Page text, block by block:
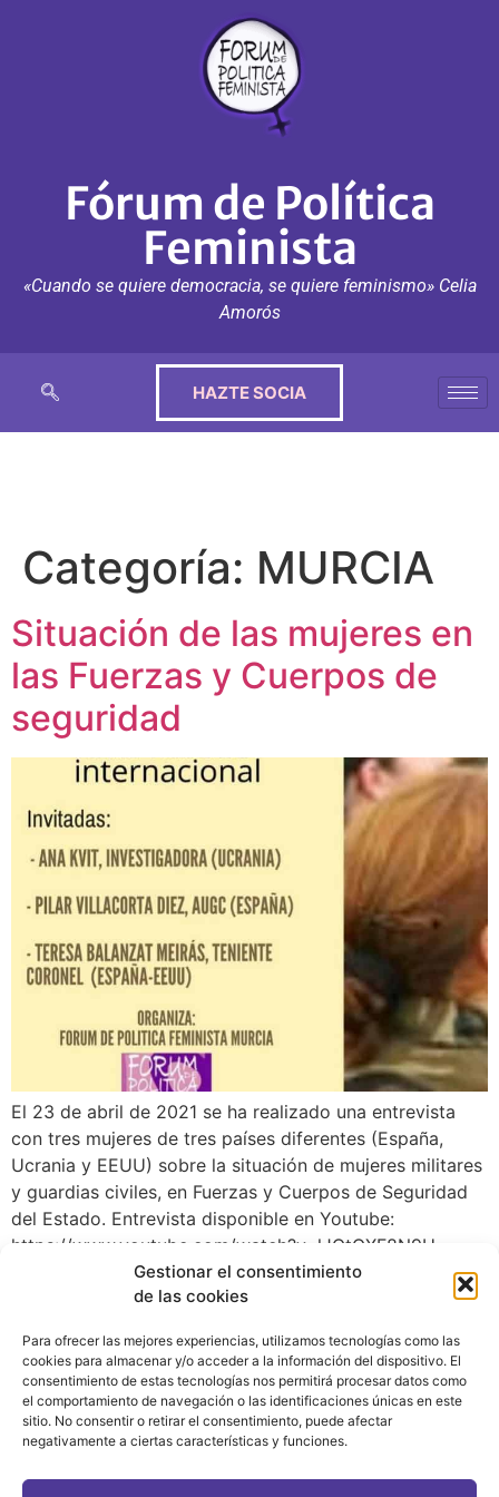
Gestionar el consentimiento
de las cookies
Para ofrecer las mejores experiencias, utilizamos tecnologías como las
cookies para almacenar y/o acceder a la información del dispositivo. El
consentimiento de estas tecnologías nos permitirá procesar datos como
el comportamiento de navegación o las identificaciones únicas en este
sitio. No consentir o retirar el consentimiento, puede afectar
negativamente a ciertas características y funciones.
Fórum de Política
Feminista
«Cuando se quiere democracia, se quiere feminismo» Celia
Amorós
HAZTE SOCIA
Categoría: MURCIA
Situación de las mujeres en
las Fuerzas y Cuerpos de
seguridad
El 23 de abril de 2021 se ha realizado una entrevista
con tres mujeres de tres países diferentes (España,
Ucrania y EEUU) sobre la situación de mujeres militares
y guardias civiles, en Fuerzas y Cuerpos de Seguridad
del Estado. Entrevista disponible en Youtube:
https://www.youtube.com/watch?v=lJOtOXF8N9U